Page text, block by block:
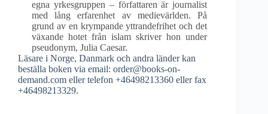
egna yrkesgruppen – författaren är journalist
med lång erfarenhet av medievärlden. På
grund av en krympande yttrandefrihet och det
växande hotet från islam skriver hon under
pseudonym, Julia Caesar.
Läsare i Norge, Danmark och andra länder kan
beställa boken via email: order@books-on-
demand.com eller telefon +46498213360 eller fax
+46498213329.